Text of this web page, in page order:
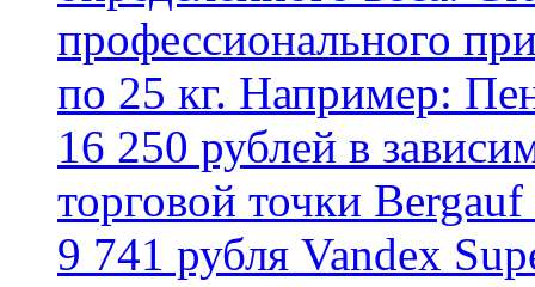
профессионального
по 25 кг. Например:
16 250 рублей в
торговой точки
9 741 рубля Vandex